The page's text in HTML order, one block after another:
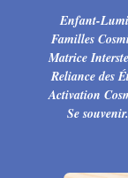
Enfant-
Familles
Matrice
Reliance des
Activation
Se